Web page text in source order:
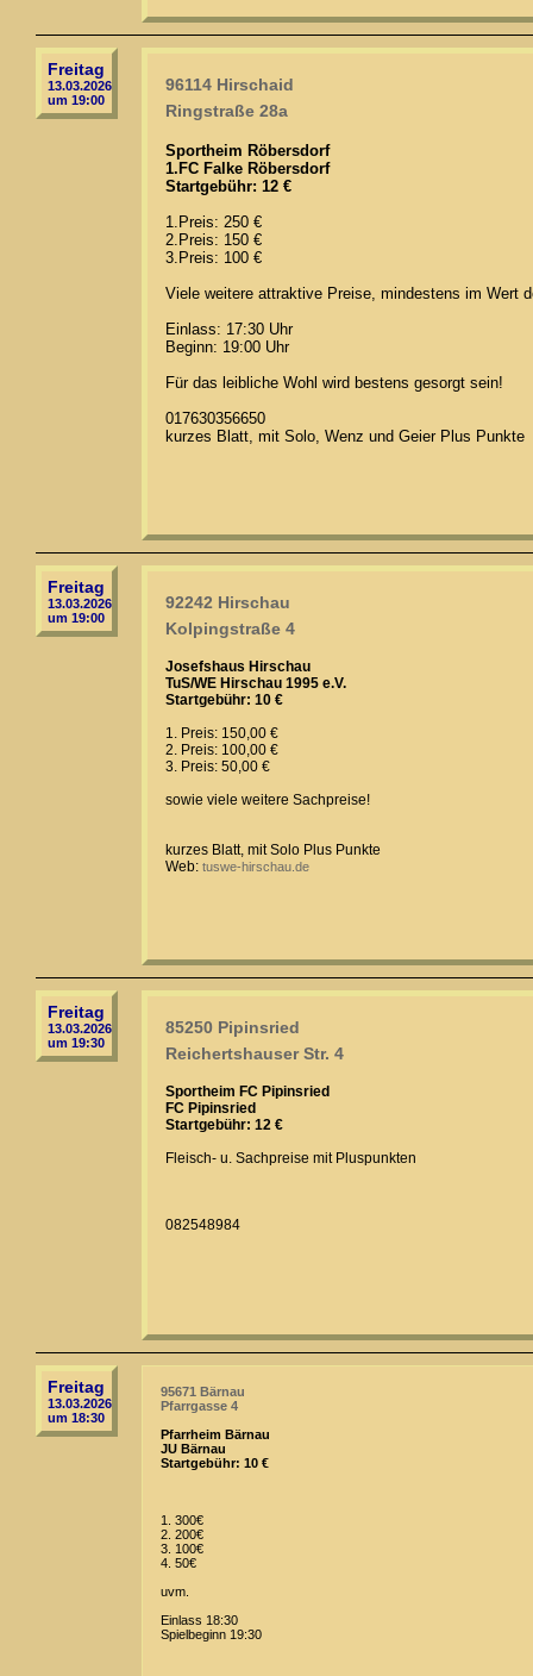
Freitag
13.03.2026
um 19:00
96114 Hirschaid
Ringstraße 28a
Sportheim Röbersdorf
1.FC Falke Röbersdorf
Startgebühr: 12 €
1.Preis: 250 €
2.Preis: 150 €
3.Preis: 100 €
Viele weitere attraktive Preise, mindestens im Wert
Einlass: 17:30 Uhr
Beginn: 19:00 Uhr
Für das leibliche Wohl wird bestens gesorgt sein!
017630356650
kurzes Blatt, mit Solo, Wenz und Geier Plus Punkte
Freitag
13.03.2026
um 19:00
92242 Hirschau
Kolpingstraße 4
Josefshaus Hirschau
TuS/WE Hirschau 1995 e.V.
Startgebühr: 10 €
1. Preis: 150,00 €
2. Preis: 100,00 €
3. Preis: 50,00 €
sowie viele weitere Sachpreise!
kurzes Blatt, mit Solo Plus Punkte
Web: tuswe-hirschau.de
Freitag
13.03.2026
um 19:30
85250 Pipinsried
Reichertshauser Str. 4
Sportheim FC Pipinsried
FC Pipinsried
Startgebühr: 12 €
Fleisch- u. Sachpreise mit Pluspunkten
082548984
Freitag
13.03.2026
um 18:30
95671 Bärnau
Pfarrgasse 4
Pfarrheim Bärnau
JU Bärnau
Startgebühr: 10 €
1. 300€
2. 200€
3. 100€
4. 50€
uvm.
Einlass 18:30
Spielbeginn 19:30